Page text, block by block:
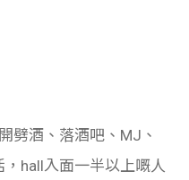
劈酒、落酒吧、MJ、
hall入面一半以上嘅人